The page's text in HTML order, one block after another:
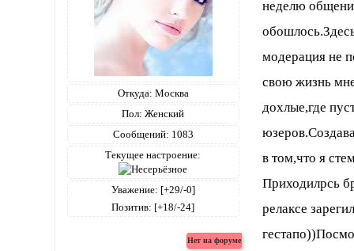
Откуда: Москва
Пол: Женский
Сообщений: 1083
Текущее настроение:
Уважение: [+29/-0]
Позитив: [+18/-24]
неделю
модерация не
свою жизнь
дохлые,где
в том,что я
Приходилрсь
релаксе